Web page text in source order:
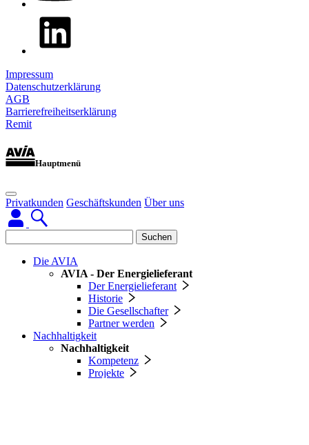
Impressum
Datenschutzerklärung
AGB
Barrierefreiheitserklärung
Remit
Hauptmenü
Privatkunden Geschäftskunden Über uns
Suchen
Die AVIA
AVIA - Der Energielieferant
Der Energielieferant
Historie
Die Gesellschafter
Partner werden
Nachhaltigkeit
Nachhaltigkeit
Kompetenz
Projekte